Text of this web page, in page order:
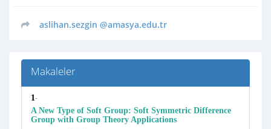
aslihan.sezgin @amasya.edu.tr
Makaleler
1-
A New Type of Soft Group: Soft Symmetric Difference
Group with Group Theory Applications